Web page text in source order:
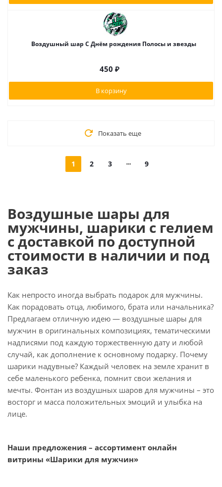
Воздушный шар С Днём рождения Полосы и звезды
450 ₽
В корзину
Показать еще
1 2 3 9
Воздушные шары для
мужчины, шарики с гелием
с доставкой по доступной
стоимости в наличии и под
заказ
Как непросто иногда выбрать подарок для мужчины.
Как порадовать отца, любимого, брата или начальника?
Предлагаем отличную идею — воздушные шары для
мужчин в оригинальных композициях, тематическими
надписями под каждую торжественную дату и любой
случай, как дополнение к основному подарку. Почему
шарики надувные? Каждый человек на земле хранит в
себе маленького ребенка, помнит свои желания и
мечты. Фонтан из воздушных шаров для мужчины – это
восторг и масса положительных эмоций и улыбка на
лице.
Наши предложения – ассортимент онлайн
витрины «Шарики для мужчин»